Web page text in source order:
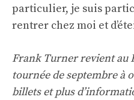
particulier, je suis
rentrer chez moi et
Frank Turner revient au
tournée de septembre à
billets et plus